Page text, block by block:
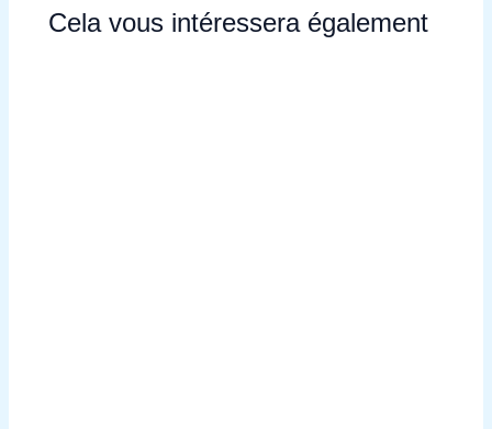
Cela vous intéressera également